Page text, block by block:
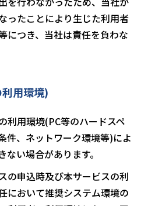
ったことにより生じた利用者
につき、当社は責任を負わな
用環境)
利用環境(PC等のハードスペ
件、ネットワーク環境等)によ
い場合があります。
の申込時及び本サービスの利
において推奨システム環境の